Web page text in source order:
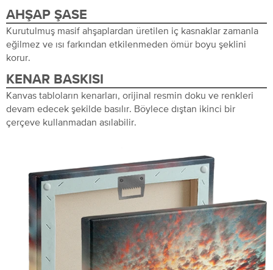
AHŞAP ŞASE
Kurutulmuş masif ahşaplardan üretilen iç kasnaklar zamanla
eğilmez ve ısı farkından etkilenmeden ömür boyu şeklini
korur.
KENAR BASKISI
Kanvas tabloların kenarları, orijinal resmin doku ve renkleri
devam edecek şekilde basılır. Böylece dıştan ikinci bir
çerçeve kullanmadan asılabilir.